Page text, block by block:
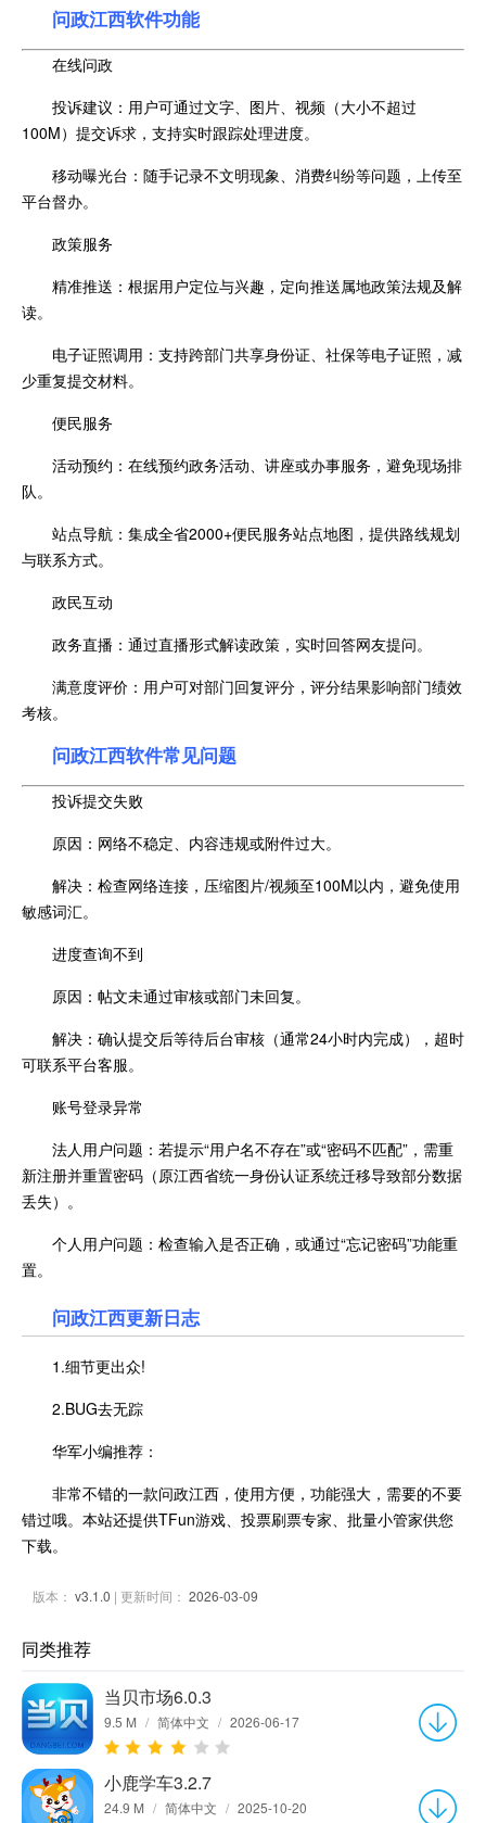
问政江西软件功能
在线问政
投诉建议：用户可通过文字、图片、视频（大小不超过
100M）提交诉求，支持实时跟踪处理进度。
移动曝光台：随手记录不文明现象、消费纠纷等问题，上传至
平台督办。
政策服务
精准推送：根据用户定位与兴趣，定向推送属地政策法规及解
读。
电子证照调用：支持跨部门共享身份证、社保等电子证照，减
少重复提交材料。
便民服务
活动预约：在线预约政务活动、讲座或办事服务，避免现场排
队。
站点导航：集成全省2000+便民服务站点地图，提供路线规划
与联系方式。
政民互动
政务直播：通过直播形式解读政策，实时回答网友提问。
满意度评价：用户可对部门回复评分，评分结果影响部门绩效
考核。
问政江西软件常见问题
投诉提交失败
原因：网络不稳定、内容违规或附件过大。
解决：检查网络连接，压缩图片/视频至100M以内，避免使用
敏感词汇。
进度查询不到
原因：帖文未通过审核或部门未回复。
解决：确认提交后等待后台审核（通常24小时内完成），超时
可联系平台客服。
账号登录异常
法人用户问题：若提示“用户名不存在”或“密码不匹配”，需重
新注册并重置密码（原江西省统一身份认证系统迁移导致部分数据
丢失）。
个人用户问题：检查输入是否正确，或通过“忘记密码”功能重
置。
问政江西更新日志
1.细节更出众!
2.BUG去无踪
华军小编推荐：
非常不错的一款问政江西，使用方便，功能强大，需要的不要
错过哦。本站还提供TFun游戏、投票刷票专家、批量小管家供您
下载。
版本： v3.1.0 | 更新时间： 2026-03-09
同类推荐
当贝市场6.0.3
9.5 M / 简体中文 / 2026-06-17
小鹿学车3.2.7
24.9 M / 简体中文 / 2025-10-20